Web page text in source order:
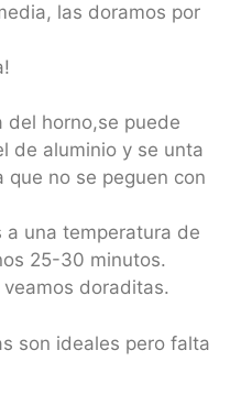
las doramos por
del horno,se puede
de aluminio y se unta
que no se peguen con
a una temperatura de
25-30 minutos.
doraditas.
son ideales pero falta